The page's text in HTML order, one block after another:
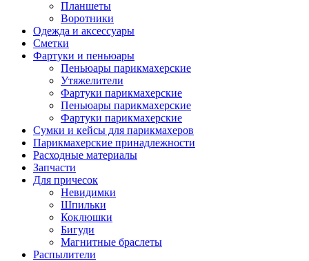
Планшеты
Воротники
Одежда и аксессуары
Сметки
Фартуки и пеньюары
Пеньюары парикмахерские
Утяжелители
Фартуки парикмахерские
Пеньюары парикмахерские
Фартуки парикмахерские
Сумки и кейсы для парикмахеров
Парикмахерские принадлежности
Расходные материалы
Запчасти
Для причесок
Невидимки
Шпильки
Коклюшки
Бигуди
Магнитные браслеты
Распылители